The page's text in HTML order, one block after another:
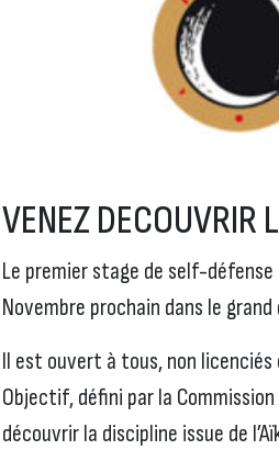
VENEZ DECOUVRIR
Le premier stage de self-
Novembre prochain dans le grand
Il est ouvert à tous, non
Objectif, défini par la
découvrir la discipline issue de